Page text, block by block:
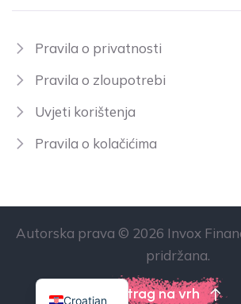
Pravila o privatnosti
Pravila o zloupotrebi
Uvjeti korištenja
Pravila o kolačićima
Autorska prava © 2026 Invox
pridržana.
Natrag na vrh
Croatian